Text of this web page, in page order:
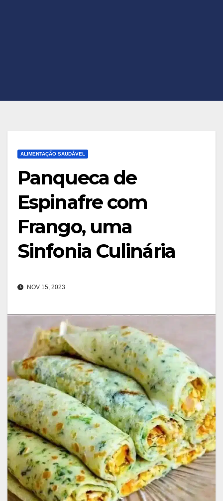
ALIMENTAÇÃO SAUDÁVEL
Panqueca de
Espinafre com
Frango, uma
Sinfonia Culinária
NOV 15, 2023